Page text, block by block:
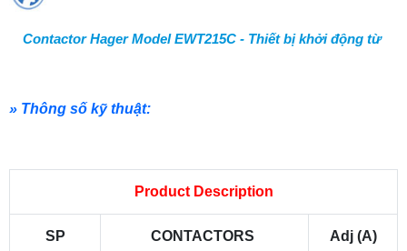
Contactor Hager Model EWT215C - Thiết bị khởi động từ
» Thông số kỹ thuật:
Product Description
SP CONTACTORS Adj (A)